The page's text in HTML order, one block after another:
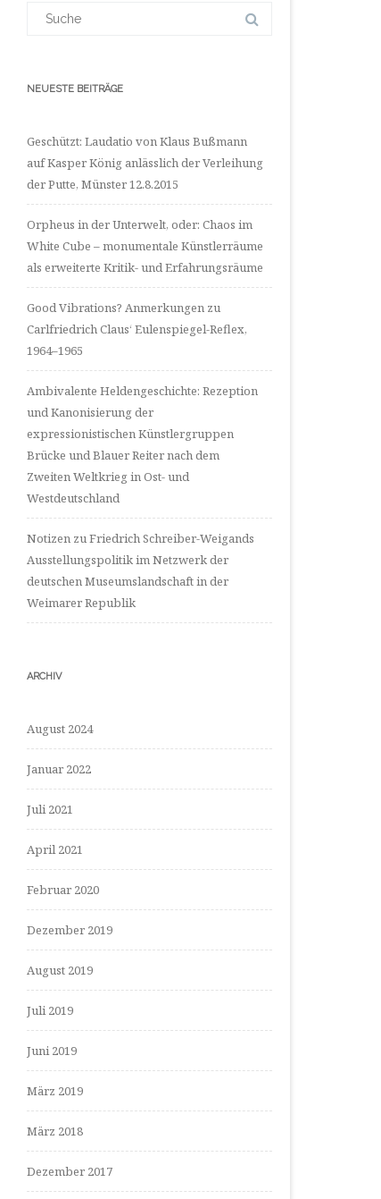
für:
NEUESTE BEITRÄGE
Geschützt: Laudatio von Klaus Bußmann
auf Kasper König anlässlich der Verleihung
der Putte, Münster 12.8.2015
Orpheus in der Unterwelt, oder: Chaos im
White Cube – monumentale Künstlerräume
als erweiterte Kritik- und Erfahrungsräume
Good Vibrations? Anmerkungen zu
Carlfriedrich Claus‘ Eulenspiegel-Reflex,
1964–1965
Ambivalente Heldengeschichte: Rezeption
und Kanonisierung der
expressionistischen Künstlergruppen
Brücke und Blauer Reiter nach dem
Zweiten Weltkrieg in Ost- und
Westdeutschland
Notizen zu Friedrich Schreiber-Weigands
Ausstellungspolitik im Netzwerk der
deutschen Museumslandschaft in der
Weimarer Republik
ARCHIV
August 2024
Januar 2022
Juli 2021
April 2021
Februar 2020
Dezember 2019
August 2019
Juli 2019
Juni 2019
März 2019
März 2018
Dezember 2017